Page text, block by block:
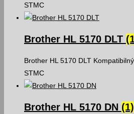
STMC
Brother HL 5170 DLT
Brother HL 5170 DLT
STMC
Brother HL 5170 DN (1)